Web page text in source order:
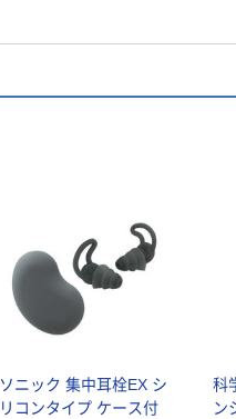
ソニック 集中耳栓EX シ
リコンタイプ ケース付
科
ン